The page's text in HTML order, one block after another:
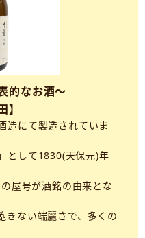
的なお酒～
】
造にて製造されていま
として1830(天保元)年
屋号が酒銘の由来とな
きない端麗さで、多くの